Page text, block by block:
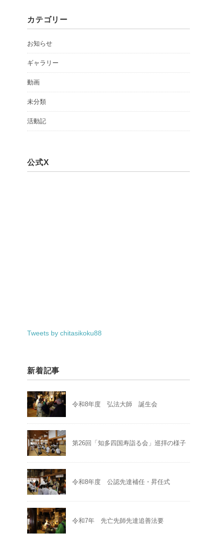
カテゴリー
お知らせ
ギャラリー
動画
未分類
活動記
公式X
Tweets by chitasikoku88
新着記事
令和8年度 弘法大師 誕生会
第26回「知多四国寿詣る会」巡拝の様子
令和8年度 公認先達補任・昇任式
令和7年 先亡先師先達追善法要